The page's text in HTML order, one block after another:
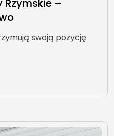
Rzymskie –
swoją pozycję